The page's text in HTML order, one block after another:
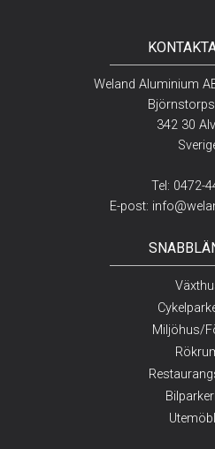
Weland Aluminium
342 30
Tel: 0472-
E-post:
Miljöhus/